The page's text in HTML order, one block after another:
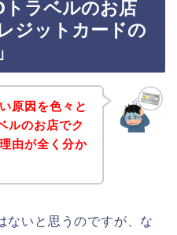
トラベルのお店
ジットカードの
原因を色々と
ルのお店でク
由が全く分か
ないと思うのですが、な